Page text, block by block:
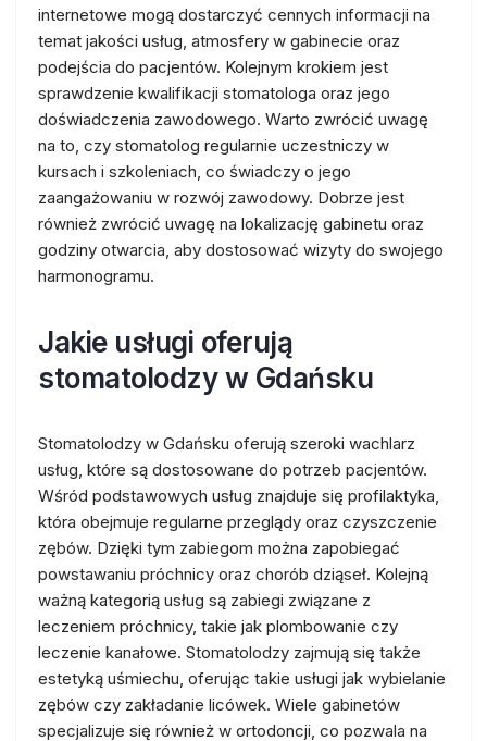
internetowe mogą dostarczyć cennych informacji na
temat jakości usług, atmosfery w gabinecie oraz
podejścia do pacjentów. Kolejnym krokiem jest
sprawdzenie kwalifikacji stomatologa oraz jego
doświadczenia zawodowego. Warto zwrócić uwagę
na to, czy stomatolog regularnie uczestniczy w
kursach i szkoleniach, co świadczy o jego
zaangażowaniu w rozwój zawodowy. Dobrze jest
również zwrócić uwagę na lokalizację gabinetu oraz
godziny otwarcia, aby dostosować wizyty do swojego
harmonogramu.
Jakie usługi oferują
stomatolodzy w Gdańsku
Stomatolodzy w Gdańsku oferują szeroki wachlarz
usług, które są dostosowane do potrzeb pacjentów.
Wśród podstawowych usług znajduje się profilaktyka,
która obejmuje regularne przeglądy oraz czyszczenie
zębów. Dzięki tym zabiegom można zapobiegać
powstawaniu próchnicy oraz chorób dziąseł. Kolejną
ważną kategorią usług są zabiegi związane z
leczeniem próchnicy, takie jak plombowanie czy
leczenie kanałowe. Stomatolodzy zajmują się także
estetyką uśmiechu, oferując takie usługi jak wybielanie
zębów czy zakładanie licówek. Wiele gabinetów
specjalizuje się również w ortodoncji, co pozwala na